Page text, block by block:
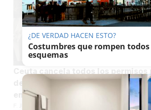
desde el jueves ante la previsión
entrada masiva el día 15
F. JIMÉNEZ
¿DE VERDAD HACEN ESTO?
Costumbres que rompen
esquemas